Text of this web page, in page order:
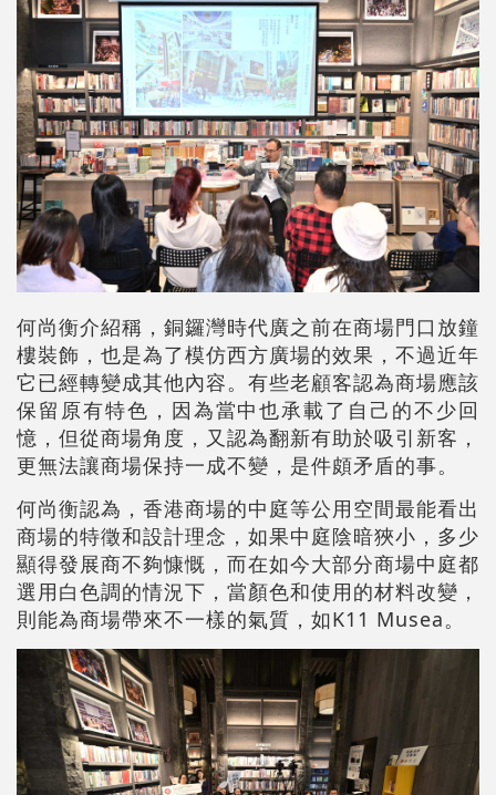
何尚衡介紹稱，銅鑼灣時代廣之前在商場門口放鐘
樓裝飾，也是為了模仿西方廣場的效果，不過近年
它已經轉變成其他內容。有些老顧客認為商場應該
保留原有特色，因為當中也承載了自己的不少回
憶，但從商場角度，又認為翻新有助於吸引新客，
更無法讓商場保持一成不變，是件頗矛盾的事。
何尚衡認為，香港商場的中庭等公用空間最能看出
商場的特徵和設計理念，如果中庭陰暗狹小，多少
顯得發展商不夠慷慨，而在如今大部分商場中庭都
選用白色調的情況下，當顏色和使用的材料改變，
則能為商場帶來不一樣的氣質，如K11 Musea。